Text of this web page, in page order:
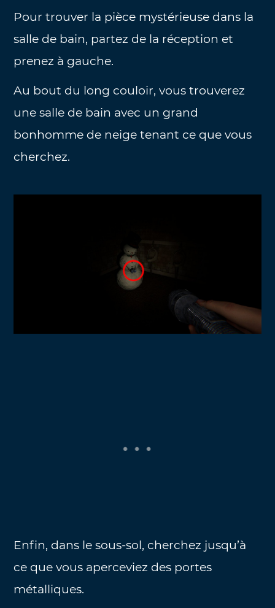
Pour trouver la pièce mystérieuse dans la
salle de bain, partez de la réception et
prenez à gauche.
Au bout du long couloir, vous trouverez
une salle de bain avec un grand
bonhomme de neige tenant ce que vous
cherchez.
Enfin, dans le sous-sol, cherchez jusqu’à
ce que vous aperceviez des portes
métalliques.